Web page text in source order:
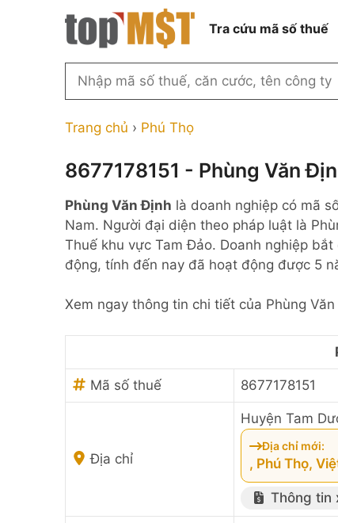
Tra cứu mã số thuế
Thành phố Hồ Chí Minh
Thành phố Hà Nội
Thành phố Đà Nẵng
Thành phố Hải Phòng
Thanh Hóa
Bắc Ninh
Nghệ An
Công ty cổ
thành viên
thành viên trở
Công ty trách
ngoài NN
Tìm
theo
công
người
đại
diện
hoặc
số
Trang chủ › Phú Thọ
8677178151 - Phùng Văn
Phùng Văn Định là doanh nghiệp có mã
Nam. Người đại diện theo pháp luật là
Thuế khu vực Tam Đảo. Doanh nghiệp
động, tính đến nay đã hoạt động được 5
Xem ngay thông tin chi tiết của Phùng
Mã số thuế 8677178151
Địa chỉ
Huyện Tam
Địa chỉ mới:
, Phú Thọ,
Thông tin